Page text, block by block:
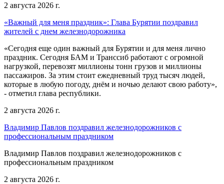
2 августа 2026 г.
«Важный для меня праздник»: Глава Бурятии поздравил
жителей с днем железнодорожника
«Сегодня еще один важный для Бурятии и для меня лично
праздник. Сегодня БАМ и Транссиб работают с огромной
нагрузкой, перевозят миллионы тонн грузов и миллионы
пассажиров. За этим стоит ежедневный труд тысяч людей,
которые в любую погоду, днём и ночью делают свою работу»,
- отметил глава республики.
2 августа 2026 г.
Владимир Павлов поздравил железнодорожников с
профессиональным праздником
Владимир Павлов поздравил железнодорожников с
профессиональным праздником
2 августа 2026 г.